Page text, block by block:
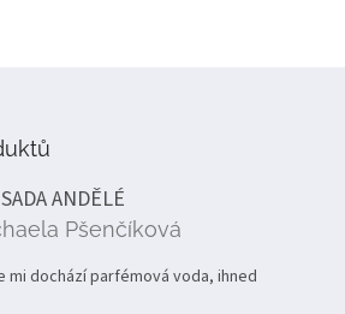
ANDĚLÉ
produktu je 5 z 5 hvězdiček.
Pšenčíková
mi dochází parfémová voda, ihned